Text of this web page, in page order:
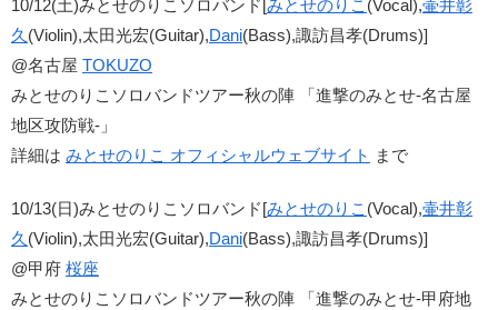
10/12(土)みとせのりこソロバンド[みとせのりこ (Vocal),壷井彰
久 (Violin),太田光宏(Guitar),Dani(Bass),諏訪昌孝(Drums)]
@名古屋 TOKUZO
みとせのりこソロバンドツアー秋の陣 「進撃のみとせ-名古屋
地区攻防戦-」
詳細は みとせのりこ オフィシャルウェブサイト まで
10/13(日)みとせのりこソロバンド[みとせのりこ (Vocal),壷井彰
久 (Violin),太田光宏(Guitar),Dani(Bass),諏訪昌孝(Drums)]
@甲府 桜座
みとせのりこソロバンドツアー秋の陣 「進撃のみとせ-甲府地